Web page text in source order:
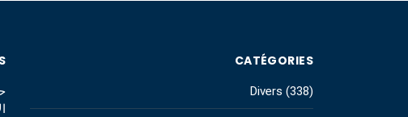
CATÉGORIES
Divers (338)